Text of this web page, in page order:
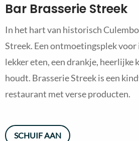
Bar Brasserie Streek
In het hart van historisch
Streek. Een ontmoetingsplek voor
lekker eten, een drankje, heerlijke
houdt. Brasserie Streek is een
restaurant met verse producten.
SCHUIF AAN